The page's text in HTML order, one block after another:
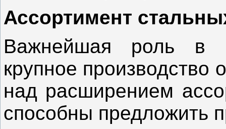
Ассортимент
Важнейшая роль в
крупное производство
над расширением
способны предложить